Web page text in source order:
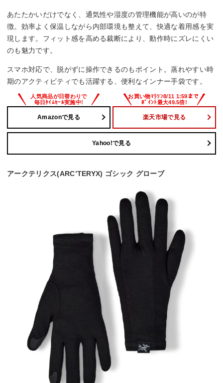
あたたかいだけでなく、通気性や湿度の管理機能が高いのが特
徴。効率よく保温しながら内部環境も整えて、快適な着用感を実
現します。フィット感を高める裁断により、動作時にズレにくい
のも魅力です。
スマホ対応で、脱がずに操作できるのもポイント。蒸れやすい時
期のアクティビティでも活躍する、便利なインナー手袋です。
Amazonで見る 楽天市場で見る
Yahoo!で見る
アークテリクス(ARC’TERYX) ゴシック グローブ